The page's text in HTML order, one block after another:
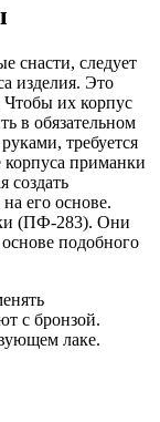
снасти, следует
изделия. Это
Чтобы их корпус
в обязательном
требуется
приманки
создать
его основе.
(ПФ-283). Они
подобного
с бронзой.
лаке.